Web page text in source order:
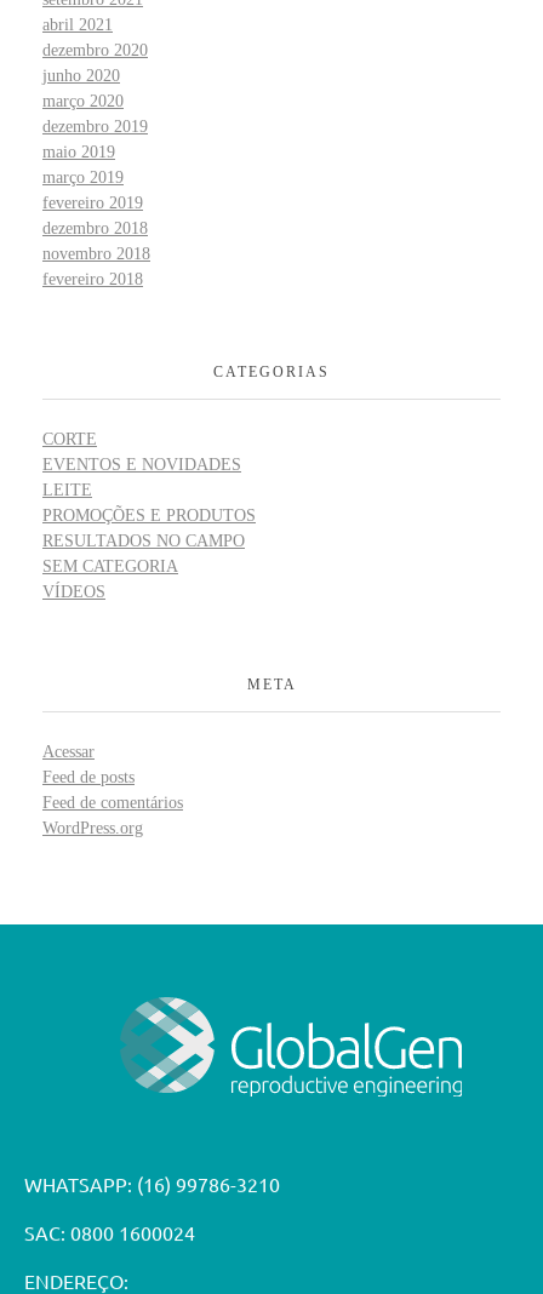
abril 2021
dezembro 2020
junho 2020
março 2020
dezembro 2019
maio 2019
março 2019
fevereiro 2019
dezembro 2018
novembro 2018
fevereiro 2018
CATEGORIAS
CORTE
EVENTOS E NOVIDADES
LEITE
PROMOÇÕES E PRODUTOS
RESULTADOS NO CAMPO
SEM CATEGORIA
VÍDEOS
META
Acessar
Feed de posts
Feed de comentários
WordPress.org
WHATSAPP: (16) 99786-3210
SAC: 0800 1600024
ENDEREÇO: